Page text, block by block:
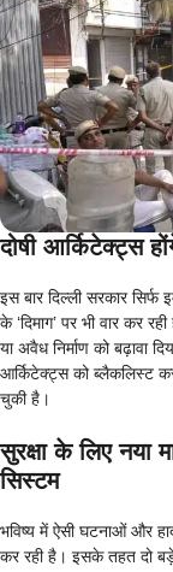
दोषी आर्किटेक्ट्स
इस बार दिल्ली सरकार
के ‘दिमाग’ पर भी वार कर
या अवैध निर्माण को बढ़ावा
आर्किटेक्ट्स को ब्लैकलिस्ट
चुकी है।
सुरक्षा के लिए नया
सिस्टम
भविष्य में ऐसी घटनाओं और
कर रही है। इसके तहत दो